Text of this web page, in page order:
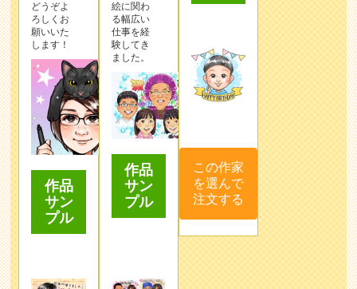
どうぞよ
ろしくお
願いいた
します！
作品
サン
プル
絵に関わ
る幅広い
仕事を経
験してき
ました。
作品
サン
プル
この作家
を選んで
注文する